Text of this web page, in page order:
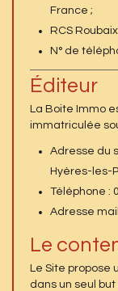
France ;
RCS
N° de
Éditeur
La Boite Immo
immatriculée
Adresse du
Hyères-les-
Téléphone :
Adresse
Le
Le Site propose
dans un seul